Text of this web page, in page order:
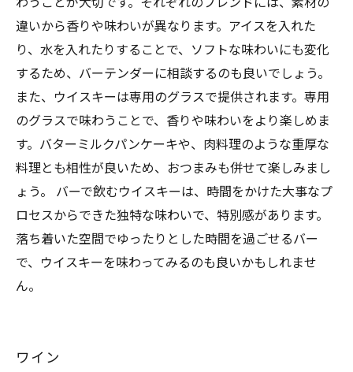
違いから香りや味わいが異なります。アイスを入れた
り、水を入れたりすることで、ソフトな味わいにも変化
するため、バーテンダーに相談するのも良いでしょう。
また、ウイスキーは専用のグラスで提供されます。専用
のグラスで味わうことで、香りや味わいをより楽しめま
す。バターミルクパンケーキや、肉料理のような重厚な
料理とも相性が良いため、おつまみも併せて楽しみまし
ょう。 バーで飲むウイスキーは、時間をかけた大事なプ
ロセスからできた独特な味わいで、特別感があります。
落ち着いた空間でゆったりとした時間を過ごせるバー
で、ウイスキーを味わってみるのも良いかもしれませ
ん。
ワイン